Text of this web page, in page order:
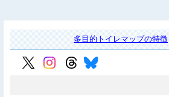
多目的トイレマップの特徴